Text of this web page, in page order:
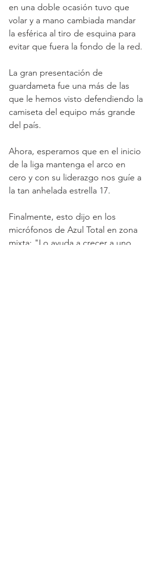
en una doble ocasión tuvo que
volar y a mano cambiada mandar
la esférica al tiro de esquina para
evitar que fuera la fondo de la red.
La gran presentación de
guardameta fue una más de las
que le hemos visto defendiendo la
camiseta del equipo más grande
del país.
Ahora, esperamos que en el inicio
de la liga mantenga el arco en
cero y con su liderazgo nos guíe a
la tan anhelada estrella 17.
Finalmente, esto dijo en los
micrófonos de Azul Total en zona
mixta: "Lo ayuda a crecer a uno,